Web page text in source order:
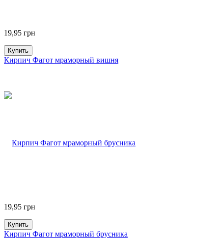
19,95 грн
Купить
Кирпич Фагот мраморный вишня
19,95 грн
Купить
Кирпич Фагот мраморный брусника